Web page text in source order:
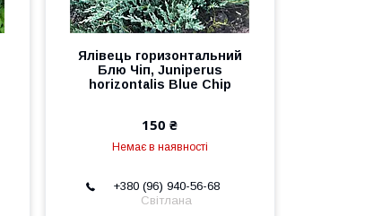
Ялівець горизонтальний
Блю Чіп, Juniperus
horizontalis Blue Chip
150 ₴
Немає в наявності
+380 (96) 940-56-68
Світлана